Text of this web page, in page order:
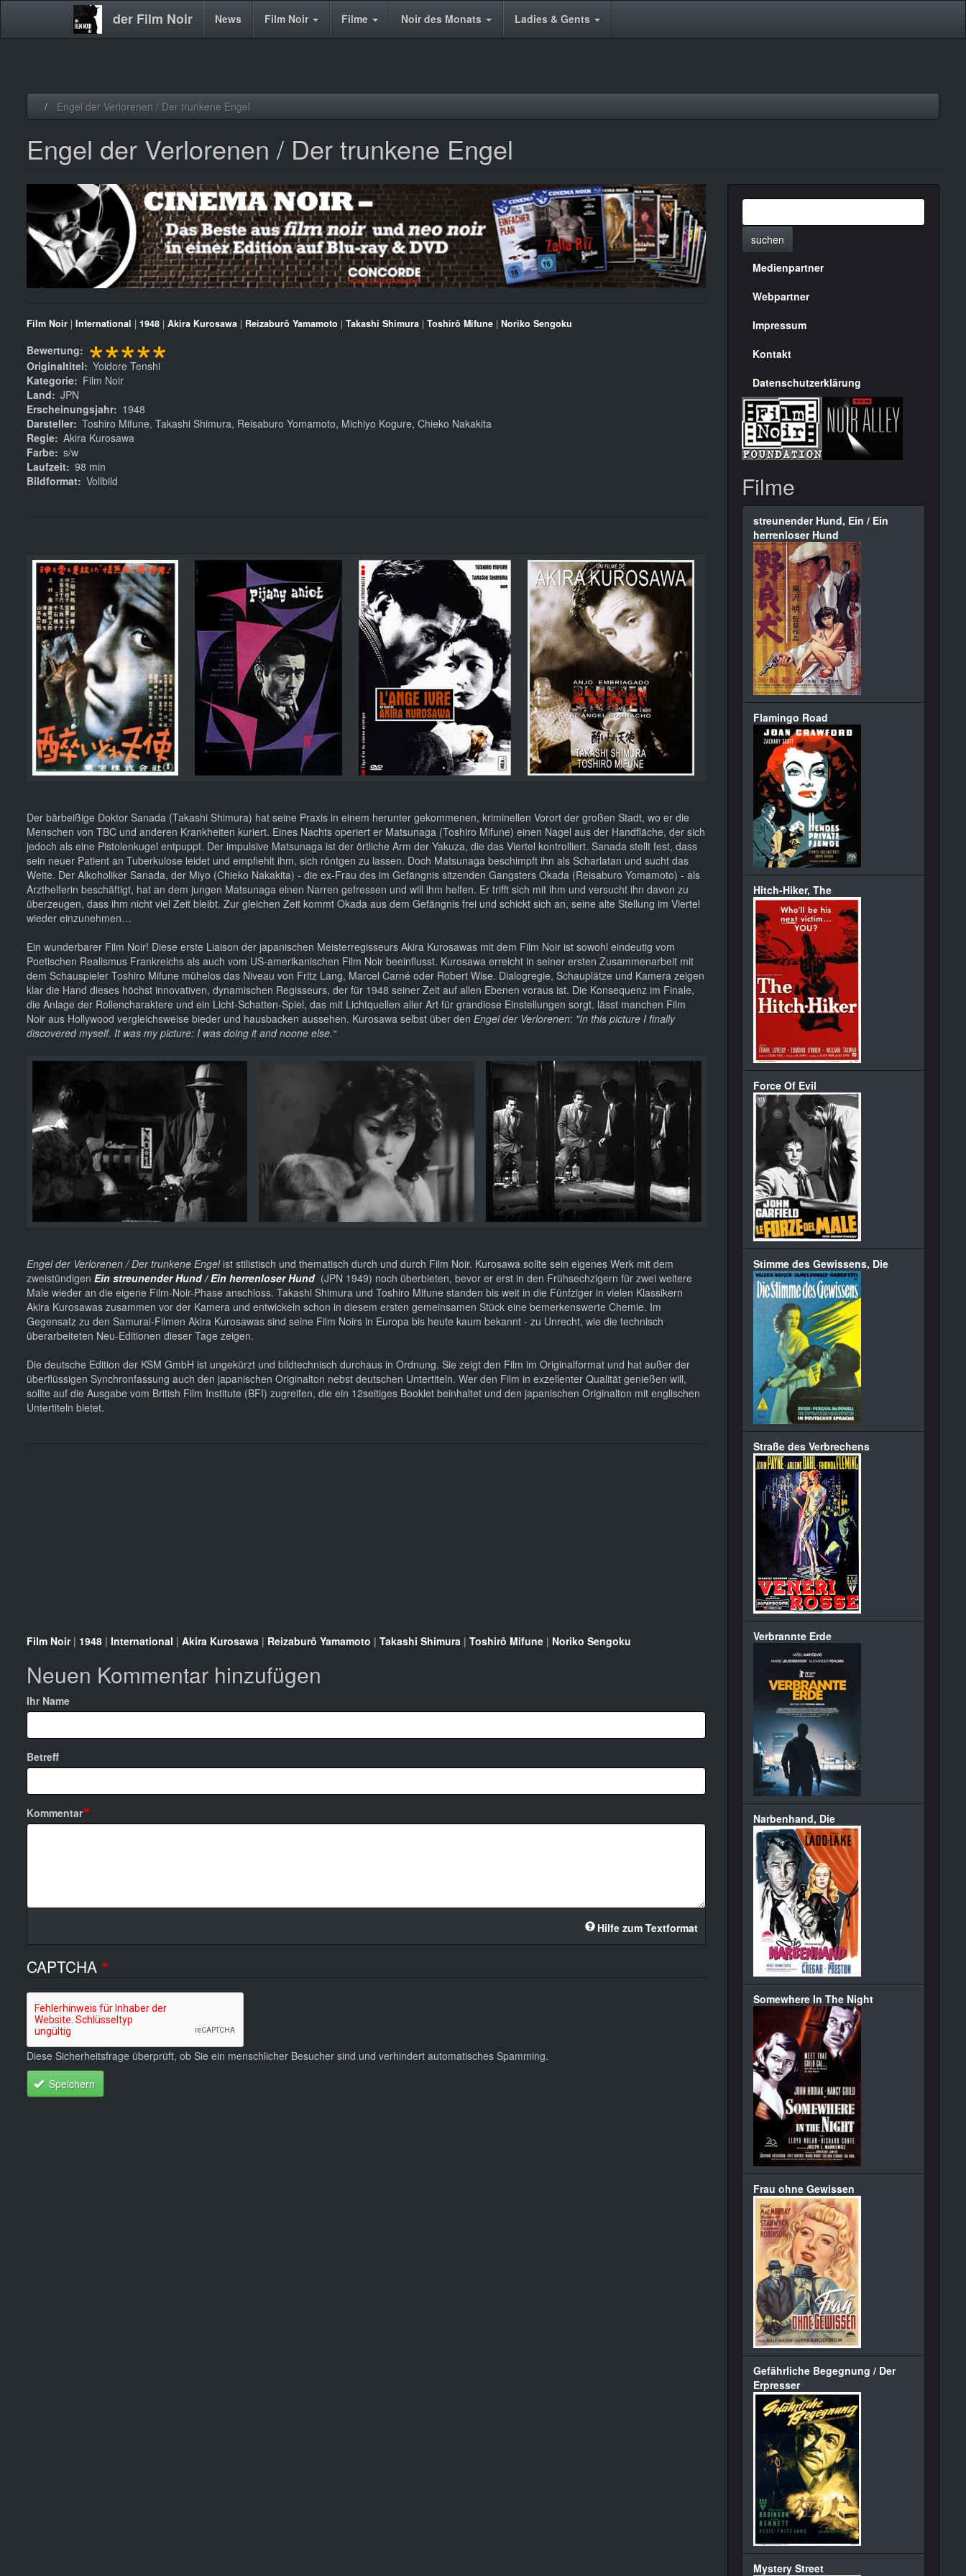
der Film Noir
Main News Film Noir Filme Noir des Monats Ladies & Gents
Engel der Verlorenen / Der trunkene Engel
Engel der Verlorenen / Der trunkene Engel
Film Noir | International | 1948 | Akira Kurosawa | Reizaburô Yamamoto | Takashi Shimura | Toshirô Mifune | Noriko Sengoku
Bewertung *****
Originaltitel
Yoidore Tenshi
Kategorie
Film Noir
Land
JPN
Erscheinungsjahr
1948
Darsteller Toshiro Mifune, Takashi Shimura, Reisaburo Yomamoto, Michiyo Kogure, Chieko Nakakita
Regie Akira Kurosawa
Farbe s/w
Laufzeit 98 min
Bildformat Vollbild
Der bärbeißige Doktor Sanada (Takashi Shimura) hat seine Praxis in einem herunter gekommenen, kriminellen Vorort der großen Stadt, wo er die
Menschen von TBC und anderen Krankheiten kuriert. Eines Nachts operiert er Matsunaga (Toshiro Mifune) einen Nagel aus der Handfläche, der sich
jedoch als eine Pistolenkugel entpuppt. Der impulsive Matsunaga ist der örtliche Arm der Yakuza, die das Viertel kontrolliert. Sanada stellt fest, dass
sein neuer Patient an Tuberkulose leidet und empfiehlt ihm, sich röntgen zu lassen. Doch Matsunaga beschimpft ihn als Scharlatan und sucht das
Weite. Der Alkoholiker Sanada, der Miyo (Chieko Nakakita) - die ex-Frau des im Gefängnis sitzenden Gangsters Okada (Reisaburo Yomamoto) - als
Arzthelferin beschäftigt, hat an dem jungen Matsunaga einen Narren gefressen und will ihm helfen. Er trifft sich mit ihm und versucht ihn davon zu
überzeugen, dass ihm nicht viel Zeit bleibt. Zur gleichen Zeit kommt Okada aus dem Gefängnis frei und schickt sich an, seine alte Stellung im Viertel
wieder einzunehmen…
Ein wunderbarer Film Noir! Diese erste Liaison der japanischen Meisterregisseurs Akira Kurosawas mit dem Film Noir ist sowohl eindeutig vom
Poetischen Realismus Frankreichs als auch vom US-amerikanischen Film Noir beeinflusst. Kurosawa erreicht in seiner ersten Zusammenarbeit mit
dem Schauspieler Toshiro Mifune mühelos das Niveau von Fritz Lang, Marcel Carné oder Robert Wise. Dialogregie, Schauplätze und Kamera zeigen
klar die Hand dieses höchst innovativen, dynamischen Regisseurs, der für 1948 seiner Zeit auf allen Ebenen voraus ist. Die Konsequenz im Finale,
die Anlage der Rollencharaktere und ein Licht-Schatten-Spiel, das mit Lichtquellen aller Art für grandiose Einstellungen sorgt, lässt manchen Film
Noir aus Hollywood vergleichsweise bieder und hausbacken aussehen. Kurosawa selbst über den Engel der Verlorenen: "In this picture I finally
discovered myself. It was my picture: I was doing it and noone else.“
Engel der Verlorenen / Der trunkene Engelist stilistisch und thematisch durch und durch Film Noir. Kurosawa sollte sein eigenes Werk mit dem
zweistündigen Ein streunender Hund / Ein herrenloser Hund(JPN 1949) noch überbieten, bevor er erst in den Frühsechzigern für zwei weitere
Male wieder an die eigene Film-Noir-Phase anschloss. Takashi Shimura und Toshiro Mifune standen bis weit in die Fünfziger in vielen Klassikern
Akira Kurosawas zusammen vor der Kamera und entwickeln schon in diesem ersten gemeinsamen Stück eine bemerkenswerte Chemie. Im
Gegensatz zu den Samurai-Filmen Akira Kurosawas sind seine Film Noirs in Europa bis heute kaum bekannt - zu Unrecht, wie die technisch
überarbeiteten Neu-Editionen dieser Tage zeigen.
Die deutsche Edition der KSM GmbH ist ungekürzt und bildtechnisch durchaus in Ordnung. Sie zeigt den Film im Originalformat und hat außer der
überflüssigen Synchronfassung auch den japanischen Originalton nebst deutschen Untertiteln. Wer den Film in exzellenter Qualität genießen will,
sollte auf die Ausgabe vom British Film Institute (BFI) zugreifen, die ein 12seitiges Booklet beinhaltet und den japanischen Originalton mit englischen
Untertiteln bietet.
Film Noir| 1948 | International | Akira Kurosawa | Reizaburô Yamamoto | Takashi Shimura | Toshirô Mifune | Noriko Sengoku
Neuen Kommentar hinzufügen
Ihr Name
Betreff
Kommentar
Hilfe zum Textformat
CAPTCHA
Diese Sicherheitsfrage überprüft, ob Sie ein menschlicher Besucher sind und verhindert automatisches Spamming.
Speichern
suchen
Menülinks
rechte
Seite
Medienpartner
Webpartner
Impressum
Kontakt
Datenschutzerklärung
Filme
streunender Hund, Ein / Ein
herrenloser Hund
Flamingo Road
Hitch-Hiker, The
Force Of Evil
Stimme des Gewissens, Die
Straße des Verbrechens
Verbrannte Erde
Narbenhand, Die
Somewhere In The Night
Frau ohne Gewissen
Gefährliche Begegnung / Der
Erpresser
Mystery Street